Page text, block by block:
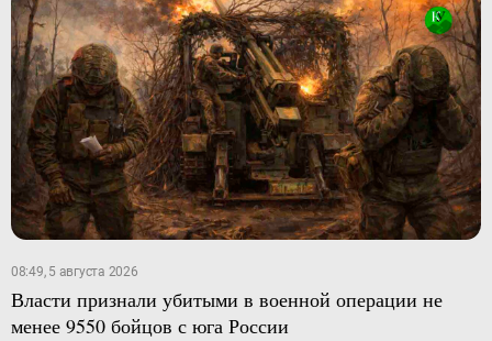
08:49, 5 августа 2026
Власти признали убитыми в военной операции не
менее 9550 бойцов с юга России